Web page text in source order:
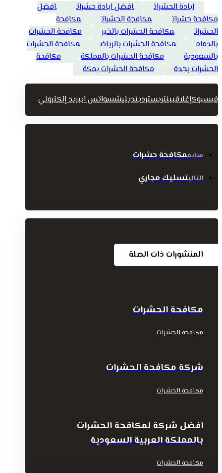
ابادة الحشرات
افضل ابادة حشرات
افضل
مكافحة حشرات
مكافجة الحشرات
مكافحة
الحشرات
مكافحة الحشرات بالخبر
مكافحة الحشرات
بالدمام
مكافحة الحشرات بالرياض
مكافحة الحشرات
بالسعودية
مكافحة الحشرات بالمملكة
مكافحة
الحشرات بجدة
مكافحة الحشرات بمكة
فيسبوكإغلاقبينتريسترديتديليشسواتس اببريد إلكتروني
سابقمكافحة حشرات
التاليتسليك مجاري
المنشورات ذات الصلة
مكافحة الحشرات
مكافحة الحشرات
شركة مكافحة الحشرات
مكافحة الحشرات
افضل شركة لمكافحة الحشرات
بالمملكة العربية السعودية
مكافحة الحشرات